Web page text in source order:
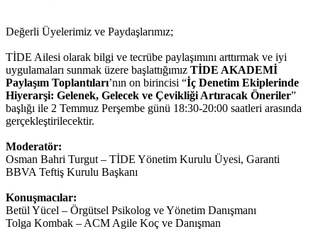
Değerli Üyelerimiz ve Paydaşlarımız;
TİDE Ailesi olarak bilgi ve tecrübe paylaşımını arttırmak ve iyi
uygulamaları sunmak üzere başlattığımız TİDE AKADEMİ
Paylaşım Toplantıları’nın on birincisi “İç Denetim Ekiplerinde
Hiyerarşi: Gelenek, Gelecek ve Çevikliği Artıracak Öneriler”
başlığı ile 2 Temmuz Perşembe günü 18:30-20:00 saatleri arasında
gerçekleştirilecektir.
Moderatör:
Osman Bahri Turgut – TİDE Yönetim Kurulu Üyesi, Garanti
BBVA Teftiş Kurulu Başkanı
Konuşmacılar:
Betül Yücel – Örgütsel Psikolog ve Yönetim Danışmanı
Tolga Kombak – ACM Agile Koç ve Danışman